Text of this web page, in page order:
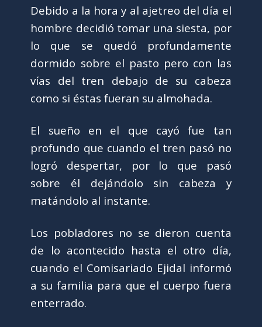
Debido a la hora y al ajetreo del día el
hombre decidió tomar una siesta, por
lo que se quedó profundamente
dormido sobre el pasto pero con las
vías del tren debajo de su cabeza
como si éstas fueran su almohada.
El sueño en el que cayó fue tan
profundo que cuando el tren pasó no
logró despertar, por lo que pasó
sobre él dejándolo sin cabeza y
matándolo al instante.
Los pobladores no se dieron cuenta
de lo acontecido hasta el otro día,
cuando el Comisariado Ejidal informó
a su familia para que el cuerpo fuera
enterrado.